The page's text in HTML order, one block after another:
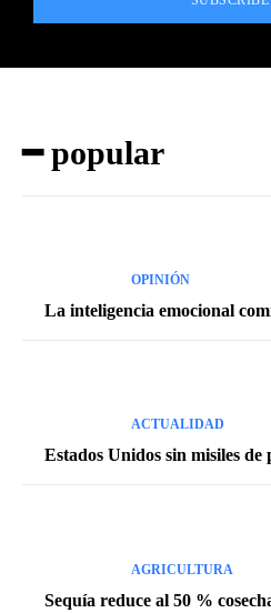
━ popular
OPINIÓN
La inteligencia emocional
ACTUALIDAD
Estados Unidos sin misiles
AGRICULTURA
Sequía reduce al 50 %